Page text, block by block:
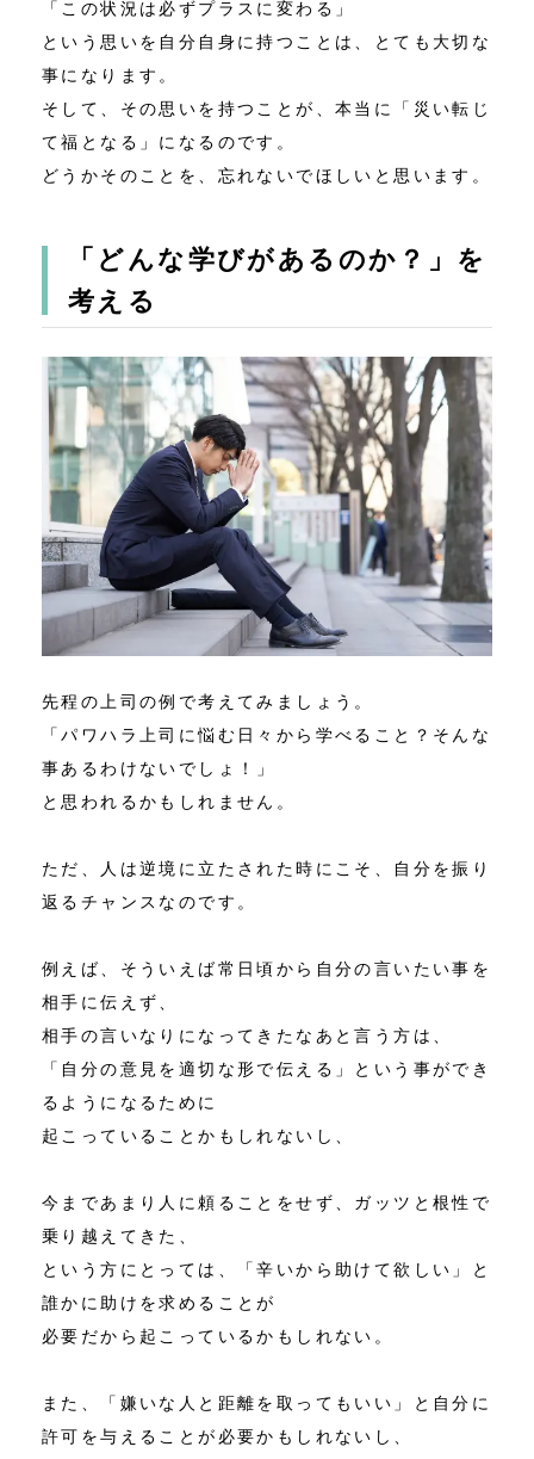
「この状況は必ずプラスに変わる」
という思いを自分自身に持つことは、とても大切な
事になります。
そして、その思いを持つことが、本当に「災い転じ
て福となる」になるのです。
どうかそのことを、忘れないでほしいと思います。
「どんな学びがあるのか？」を
考える
先程の上司の例で考えてみましょう。
「パワハラ上司に悩む日々から学べること？そんな
事あるわけないでしょ！」
と思われるかもしれません。
ただ、人は逆境に立たされた時にこそ、自分を振り
返るチャンスなのです。
例えば、そういえば常日頃から自分の言いたい事を
相手に伝えず、
相手の言いなりになってきたなあと言う方は、
「自分の意見を適切な形で伝える」という事ができ
るようになるために
起こっていることかもしれないし、
今まであまり人に頼ることをせず、ガッツと根性で
乗り越えてきた、
という方にとっては、「辛いから助けて欲しい」と
誰かに助けを求めることが
必要だから起こっているかもしれない。
また、「嫌いな人と距離を取ってもいい」と自分に
許可を与えることが必要かもしれないし、